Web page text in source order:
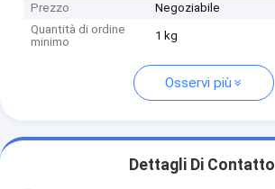
Prezzo
Negoziabile
Quantità di ordine
minimo
1 kg
Osservi più
Dettagli Di Contatto